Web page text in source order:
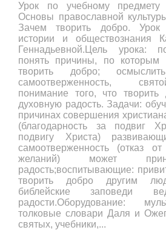
Урок по учебному
Основы православной
Зачем творить добро. Урок
истории и обществознания
Геннадьевной.Цель урока:
понять причины, по которым
творить добро;
самоотверженность,
понимание того, что
духовную радость. Задачи:
причинах совершения
(благодарность за подвиг
подвигу Христа)
самоотверженность (отказ
желаний) может
радость;воспитывающие:
творить добро другим
библейские заповеди
радости.Оборудование:
толковые словари Даля и
святых, учебники,...